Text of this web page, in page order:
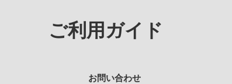
ご利用ガイド
お問い合わせ